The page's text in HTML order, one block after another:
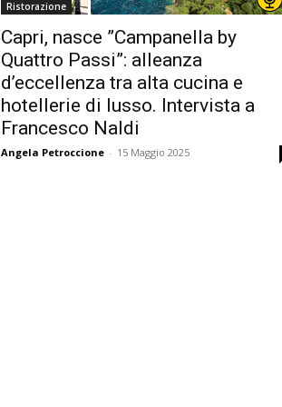
Ristorazione
Capri, nasce ”Campanella by
Quattro Passi”: alleanza
d’eccellenza tra alta cucina e
hotellerie di lusso. Intervista a
Francesco Naldi
Angela Petroccione - 15 Maggio 2025